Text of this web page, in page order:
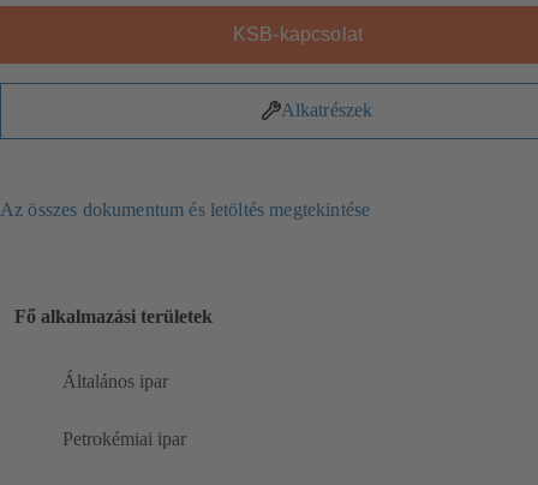
KSB-kapcsolat
Alkatrészek
Az összes dokumentum és letöltés megtekintése
Fő alkalmazási területek
Általános ipar
Petrokémiai ipar